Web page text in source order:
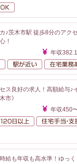
♪茨木市駅 徒歩8分のア
！
年収
転勤なし 駅が近い
ス良好の求人！高額給与♪
市》
年収450
年間休日120日
給も年収も高水準！ゆっ